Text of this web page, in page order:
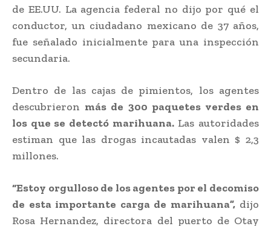
de EE.UU. La agencia federal no dijo por qué el
conductor, un ciudadano mexicano de 37 años,
fue señalado inicialmente para una inspección
secundaria.
Dentro de las cajas de pimientos, los agentes
descubrieron más de 300 paquetes verdes en
los que se detectó marihuana.Las autoridades
estiman que las drogas incautadas valen $ 2,3
millones.
“Estoy orgulloso de los agentes por el decomiso
de esta importante carga de marihuana”,dijo
Rosa Hernandez, directora del puerto de Otay